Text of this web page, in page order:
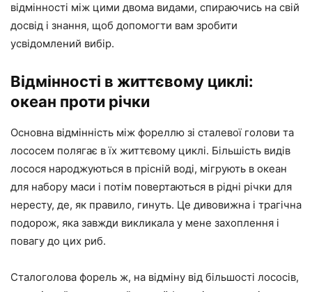
відмінності між цими двома видами, спираючись на свій
досвід і знання, щоб допомогти вам зробити
усвідомлений вибір.
Відмінності в життєвому циклі:
океан проти річки
Основна відмінність між фореллю зі сталевої голови та
лососем полягає в їх життєвому циклі. Більшість видів
лосося народжуються в прісній воді, мігрують в океан
для набору маси і потім повертаються в рідні річки для
нересту, де, як правило, гинуть. Це дивовижна і трагічна
подорож, яка завжди викликала у мене захоплення і
повагу до цих риб.
Сталоголова форель ж, на відміну від більшості лососів,